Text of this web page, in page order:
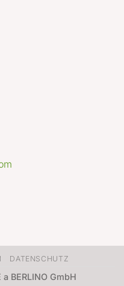
DATENSCHUTZ
a BERLINO GmbH